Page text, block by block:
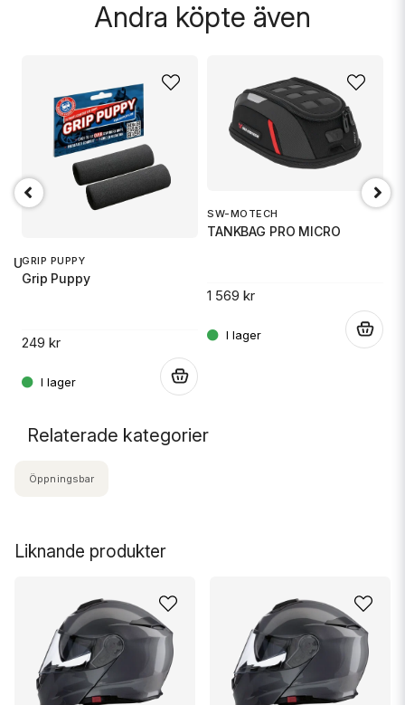
Skicka fråga
Andra köpte även
RUGRIP PUPPY
Grip Puppy
249 kr
SW-MOTECH
TANKBAG PRO MICRO
1 569 kr
Liknande produkter
Relaterade kategorier
Öppningsbar